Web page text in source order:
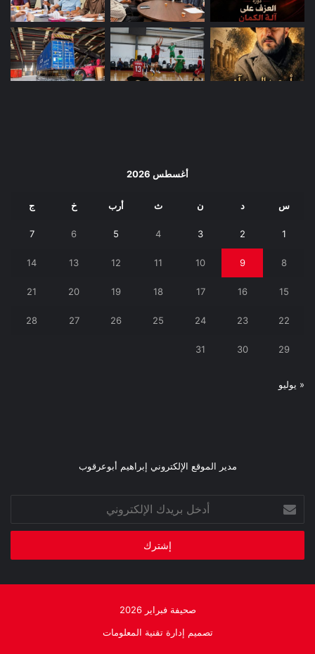
أغسطس 2026
س د ن ث أرب خ ج
1
2
3
4
5
6
7
8
9
10
11
12
13
14
15
16
17
18
19
20
21
22
23
24
25
26
27
28
29
30
31
« يوليو
مدير الموقع الإلكتروني إبراهيم أبوعرقوب
بريدك
الإلكتروني
صحيفة فبراير 2026
تصميم إدارة تقنية المعلومات